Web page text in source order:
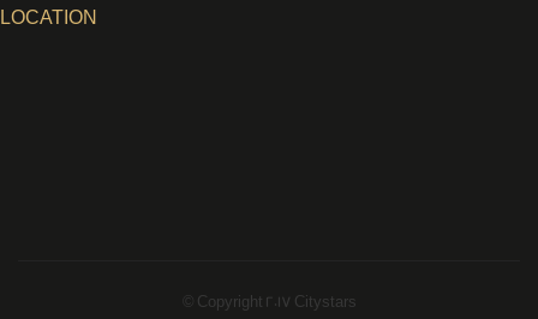
LOCATION
© Copyright 2017 Citystars